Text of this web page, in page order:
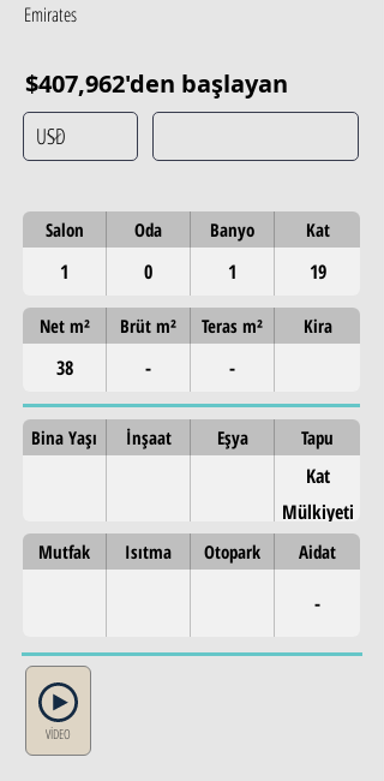
Emirates
$407,962'den başlayan
Salon Oda Banyo Kat
1 0 1 19
Net m² Brüt m² Teras m² Kira
38 - -
Bina Yaşı İnşaat Eşya Tapu
Kat
Mülkiyeti
Mutfak Isıtma Otopark Aidat
-
VİDEO